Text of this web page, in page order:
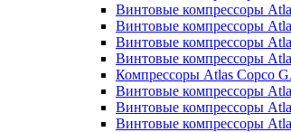
Винтовые компрессоры
Винтовые компрессоры
Винтовые компрессоры
Винтовые компрессоры
Компрессоры Atlas Copco
Винтовые компрессоры
Винтовые компрессоры
Винтовые компрессоры